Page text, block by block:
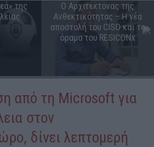
της
Ο Αρχιτέκτονας της
Ανθεκτικότητας – Η νέα
αποστολή του CISO και το
όραμα του RESICONx
από τη Microsoft για
στον
δίνει λεπτομερή